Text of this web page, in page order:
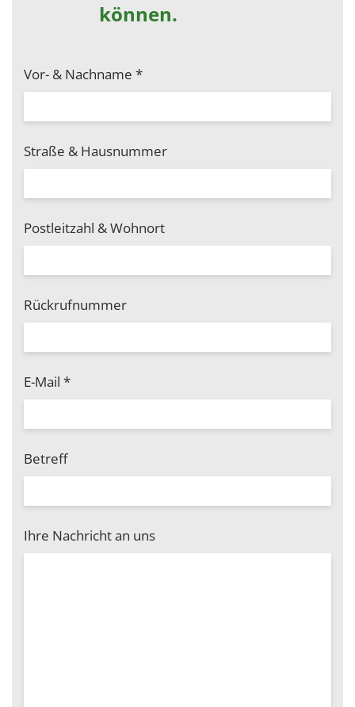
können.
Vor- & Nachname *
Straße & Hausnummer
Postleitzahl & Wohnort
Rückrufnummer
E-Mail *
Betreff
Ihre Nachricht an uns